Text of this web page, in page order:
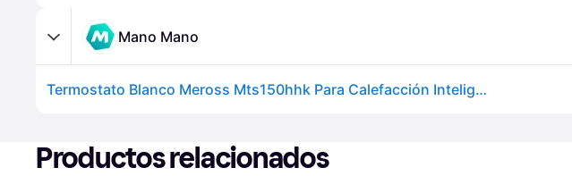
Mano Mano
Termostato Blanco Meross Mts150hhk Para Calefacción Inteligente
Productos relacionados